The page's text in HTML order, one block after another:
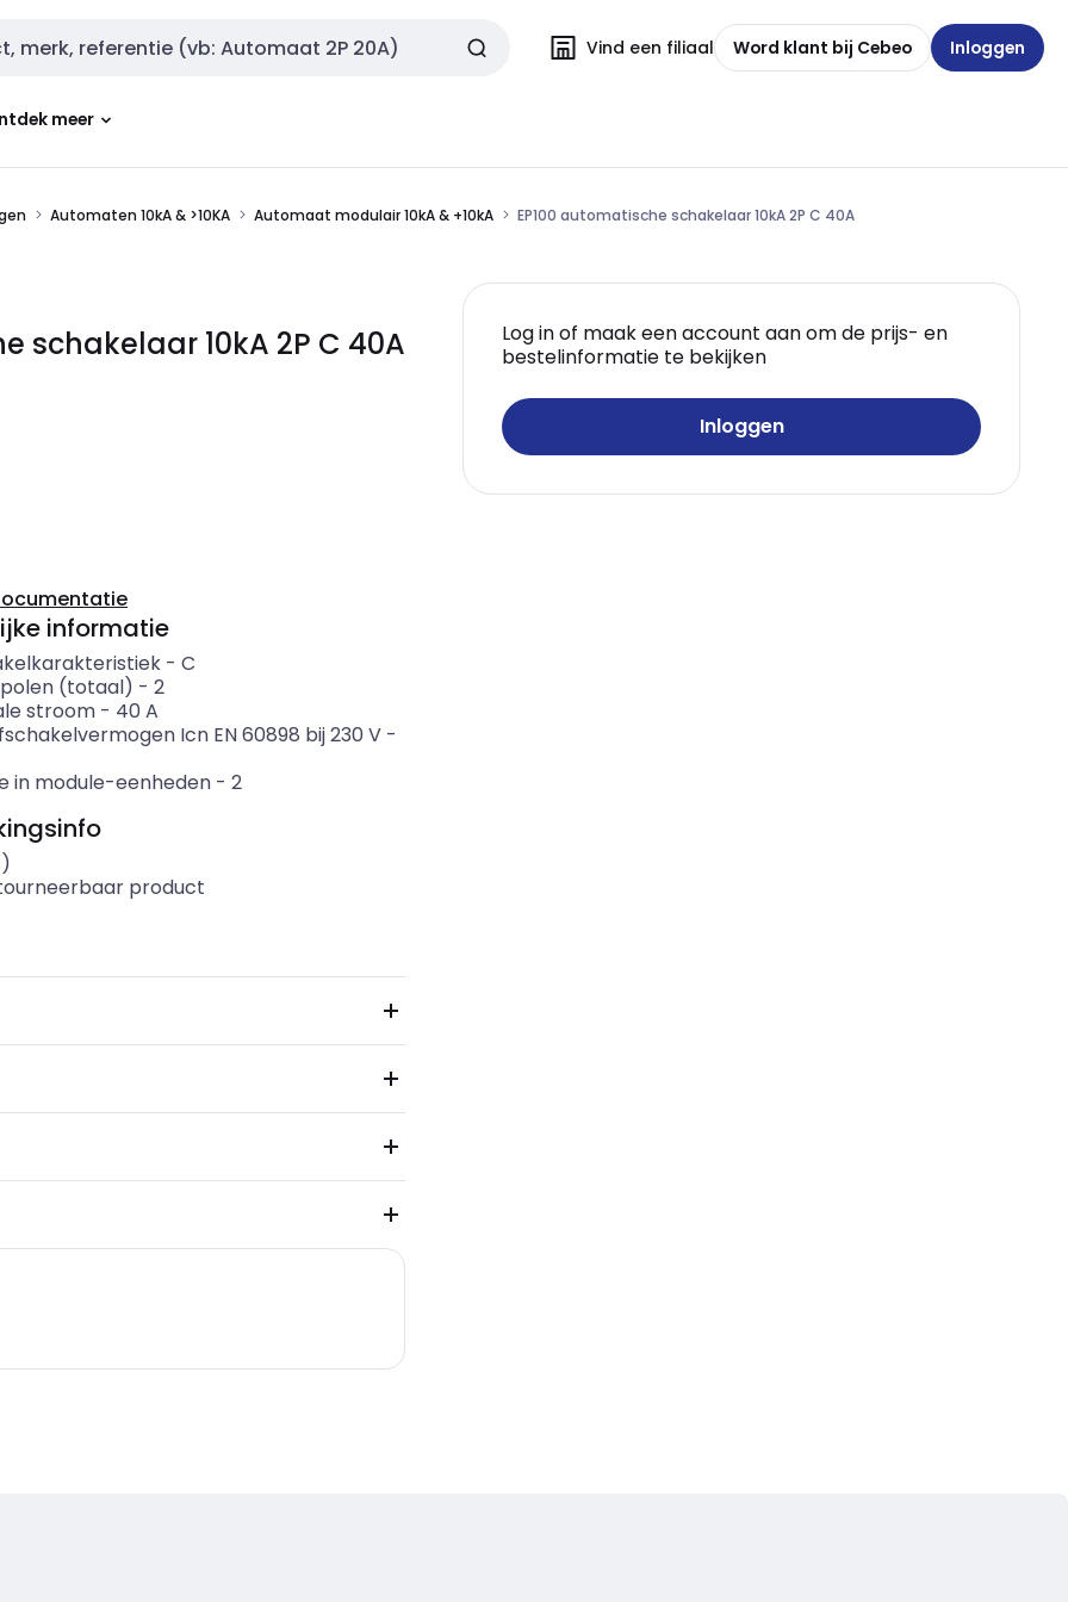
Vind een filiaal Word klant bij Cebeo Inloggen
meer
Automaten 10kA & >10KA Automaat modulair 10kA & +10kA EP100 automatische schakelaar 10kA 2P C 40A
schakelaar 10kA 2P C 40A
Log in of maak een account aan om de prijs- en
bestelinformatie te bekijken
Inloggen
informatie
- C
(totaal) - 2
stroom- 40 A
Icn EN 60898 bij 230 V-
in module-eenheden- 2
product